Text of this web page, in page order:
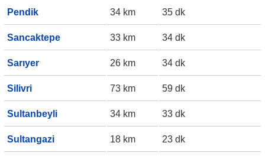
Pendik 34 km 35 dk
Sancaktepe 33 km 34 dk
Sarıyer 26 km 34 dk
Silivri 73 km 59 dk
Sultanbeyli 34 km 33 dk
Sultangazi 18 km 23 dk